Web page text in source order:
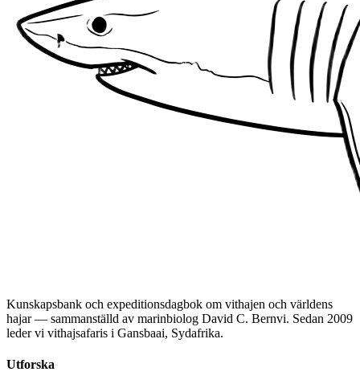
Kunskapsbank och expeditionsdagbok om vithajen och världens
hajar — sammanställd av marinbiolog David C. Bernvi. Sedan 2009
leder vi vithajsafaris i Gansbaai, Sydafrika.
Utforska